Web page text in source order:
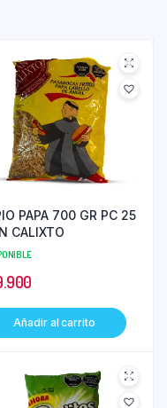
PAPA 700 GR PC 25
CALIXTO
Añadir al carrito